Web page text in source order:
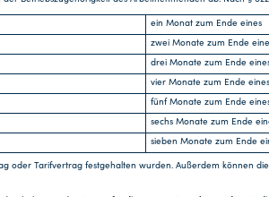
ein Monat zum Ende eines
zwei Monate zum Ende
drei Monate zum Ende
vier Monate zum Ende
fünf Monate zum Ende
sechs Monate zum Ende
sieben Monate zum Ende
oder Tarifvertrag festgehalten wurden. Außerdem